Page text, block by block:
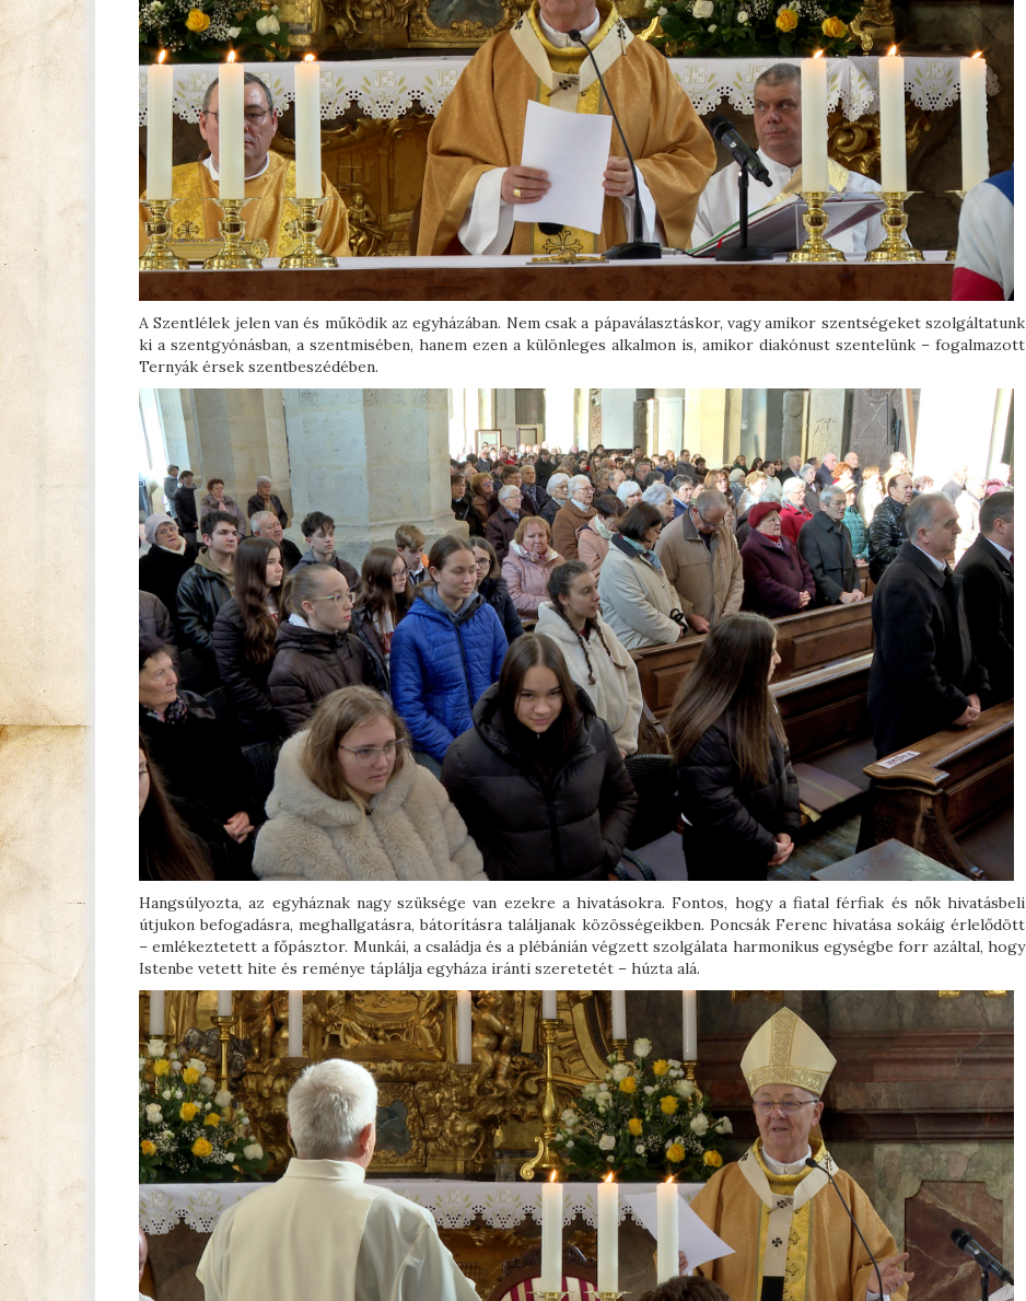
A Szentlélek jelen van és működik az egyházában. Nem csak a pápaválasztáskor, vagy amikor szentségeket szolgáltatunk
ki a szentgyónásban, a szentmisében, hanem ezen a különleges alkalmon is, amikor diakónust szentelünk – fogalmazott
Ternyák érsek szentbeszédében.
Hangsúlyozta, az egyháznak nagy szüksége van ezekre a hivatásokra. Fontos, hogy a fiatal férfiak és nők hivatásbeli
útjukon befogadásra, meghallgatásra, bátorításra találjanak közösségeikben. Poncsák Ferenc hivatása sokáig érlelődött
– emlékeztetett a főpásztor. Munkái, a családja és a plébánián végzett szolgálata harmonikus egységbe forr azáltal, hogy
Istenbe vetett hite és reménye táplálja egyháza iránti szeretetét – húzta alá.